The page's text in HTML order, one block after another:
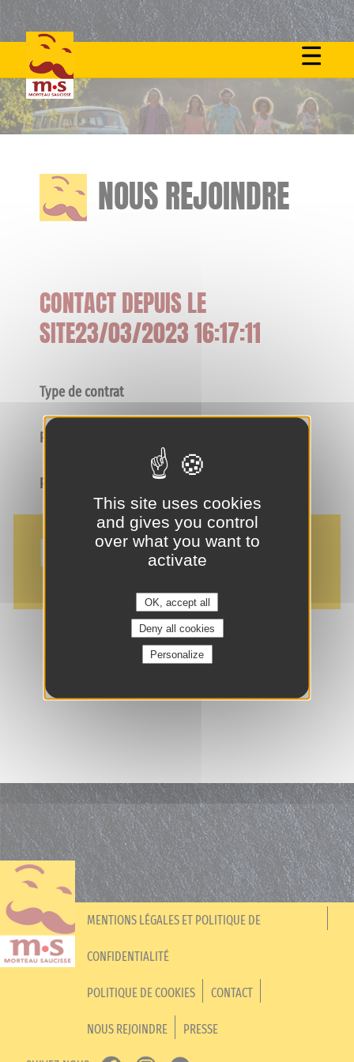
Skip
NOUS REJOINDRE
CONTACT DEPUIS LE
SITE23/03/2023 16:17:11
Type de contrat
Poste
Profil
NOS AVANTAGES
je suis intéressé(e) !
MENTIONS LÉGALES ET POLITIQUE DE
CONFIDENTIALITÉ
POLITIQUE DE COOKIES CONTACT
NOUS REJOINDRE PRESSE
This site uses cookies
and gives you control
over what you want to
activate
OK, accept all
Deny all cookies
Personalize